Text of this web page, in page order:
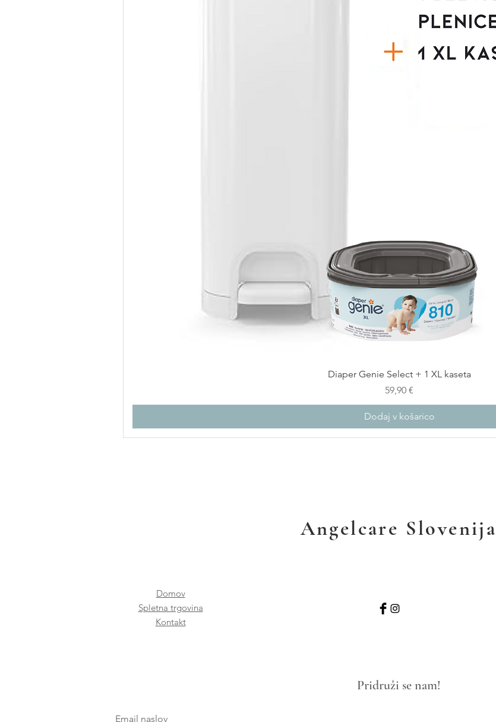
Diaper Genie Select + 1 XL kaseta
Cena
59,90 €
Dodaj v košarico
Angelcare Slovenija
Domov
Spletna trgovina
Kontakt
Pridruži se nam!
Email naslov